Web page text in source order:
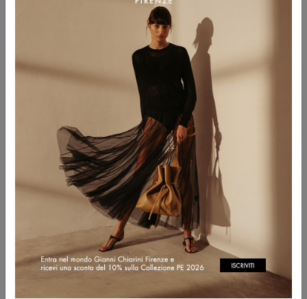
nome utente e la password > clicca su Ok > clicca su Fine
Opera: Clicca su Strumenti > seleziona Impostazioni > Clicca su
Elimina fati Personali > seleziona "Cookies" e "File Temporanei" e poi
iPhone: Entra nel menù Impostazioni e seleziona Safari. Da qui ti basta
cliccare sui pulsanti Cancella cookie e dati e Cancella Cronologia
Come abilitare Javascript sul tuo Personal Computer
Microsoft Internet Explorer: Clicca su Strumenti > seleziona Opzioni
Internet > seleziona il tab "Protezione" > nel riquadro "Livello di
protezione per l'area" clicca su "Livello personalizzato" > apparirà la
finestra "Impostazioni di protezione - Area Internet": scorri la lista nella
sezione "Esecuzione script" e seleziona la voce "Esecuzione script attivo"
> Clicca OK due volte (per chiudere le due finestre aperte) > clicca il tasto
"Aggiorna" (in alternativa premi il tasto F5)
Google Chrome: clicca sull'icona della chiave inglese in alto a destra >
seleziona Opzioni > seleziona "Roba da smanettoni" > nella sezione
"Privacy", clicca su "impostazioni contenuti" > seleziona l'opzione
"Consenti l'esecuzione di JavaScript in tutti i siti (consigliata)" nella